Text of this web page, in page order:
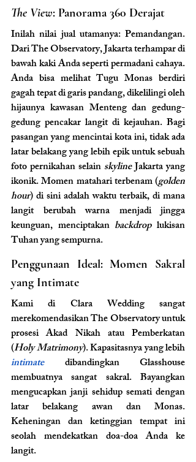
The View: Panorama 360 Derajat
Inilah nilai jual utamanya: Pemandangan.
Dari The Observatory, Jakarta terhampar di
bawah kaki Anda seperti permadani cahaya.
Anda bisa melihat Tugu Monas berdiri
gagah tepat di garis pandang, dikelilingi oleh
hijaunya kawasan Menteng dan gedung-
gedung pencakar langit di kejauhan. Bagi
pasangan yang mencintai kota ini, tidak ada
latar belakang yang lebih epik untuk sebuah
foto pernikahan selain skyline Jakarta yang
ikonik. Momen matahari terbenam (golden
hour) di sini adalah waktu terbaik, di mana
langit berubah warna menjadi jingga
keunguan, menciptakan backdrop lukisan
Tuhan yang sempurna.
Penggunaan Ideal: Momen Sakral
yang Intimate
Kami di Clara Wedding sangat
merekomendasikan The Observatory untuk
prosesi Akad Nikah atau Pemberkatan
(Holy Matrimony). Kapasitasnya yang lebih
intimate dibandingkan Glasshouse
membuatnya sangat sakral. Bayangkan
mengucapkan janji sehidup semati dengan
latar belakang awan dan Monas.
Keheningan dan ketinggian tempat ini
seolah mendekatkan doa-doa Anda ke
langit.